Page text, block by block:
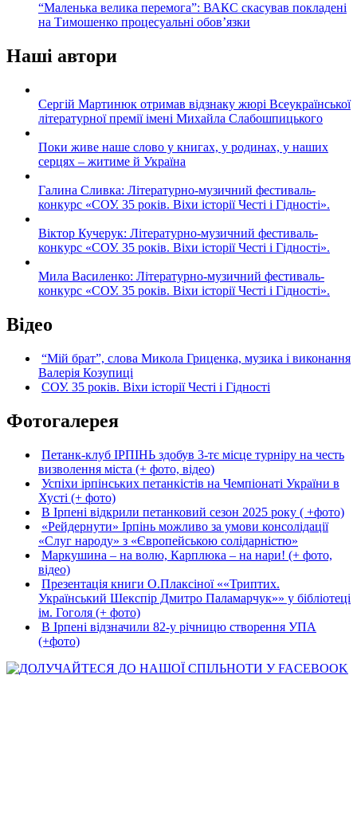
“Маленька велика перемога”: ВАКС скасував покладені
на Тимошенко процесуальні обов’язки
Наші автори
Сергій Мартинюк отримав відзнаку жюрі Всеукраїнської
літературної премії імені Михайла Слабошпицького
Поки живе наше слово у книгах, у родинах, у наших
серцях – житиме й Україна
Галина Сливка: Літературно-музичний фестиваль-
конкурс «СОУ. 35 років. Віхи історії Честі і Гідності».
Віктор Кучерук: Літературно-музичний фестиваль-
конкурс «СОУ. 35 років. Віхи історії Честі і Гідності».
Мила Василенко: Літературно-музичний фестиваль-
конкурс «СОУ. 35 років. Віхи історії Честі і Гідності».
Відео
“Мій брат”, слова Микола Гриценка, музика і виконання
Валерія Козупиці
СОУ. 35 років. Віхи історії Честі і Гідності
Фотогалерея
Петанк-клуб ІРПІНЬ здобув 3-тє місце турніру на честь
визволення міста (+ фото, відео)
Успіхи ірпінських петанкістів на Чемпіонаті України в
Хусті (+ фото)
В Ірпені відкрили петанковий сезон 2025 року ( +фото)
«Рейдернути» Ірпінь можливо за умови консолідації
«Слуг народу» з «Європейською солідарністю»
Маркушина – на волю, Карплюка – на нари! (+ фото,
відео)
Презентація книги О.Плаксіної ««Триптих.
Український Шекспір Дмитро Паламарчук»» у бібліотеці
ім. Гоголя (+ фото)
В Ірпені відзначили 82-у річницю створення УПА
(+фото)